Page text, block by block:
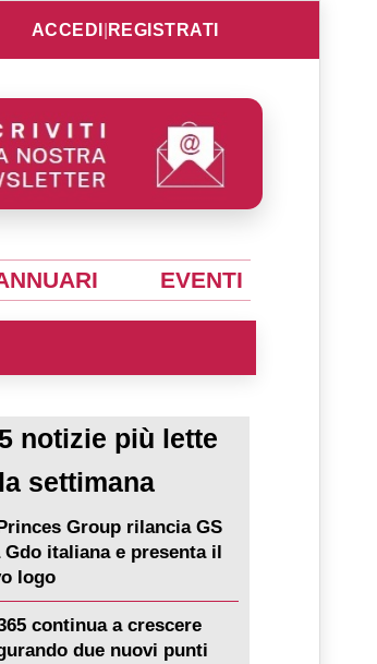
ACCEDI REGISTRATI
EVENTI
notizie più lette
settimana
Group rilancia GS
Gdo italiana e presenta il
logo
continua a crescere
due nuovi punti